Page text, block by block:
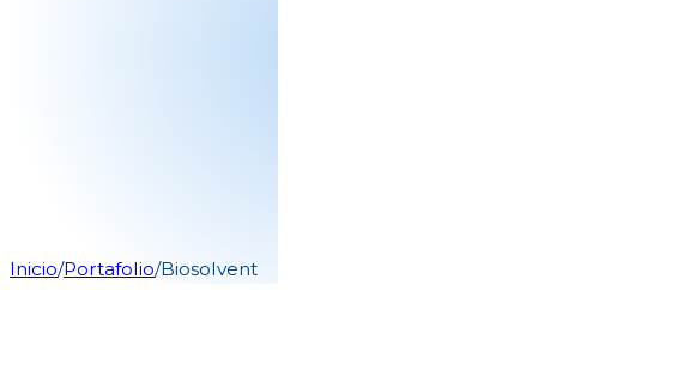
Inicio/Portafolio/Biosolvent